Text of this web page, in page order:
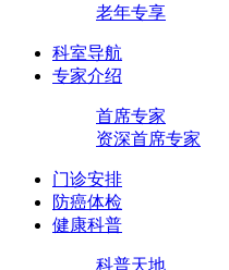
老年专享
科室导航
专家介绍
首席专家
资深首席专家
门诊安排
防癌体检
健康科普
科普天地